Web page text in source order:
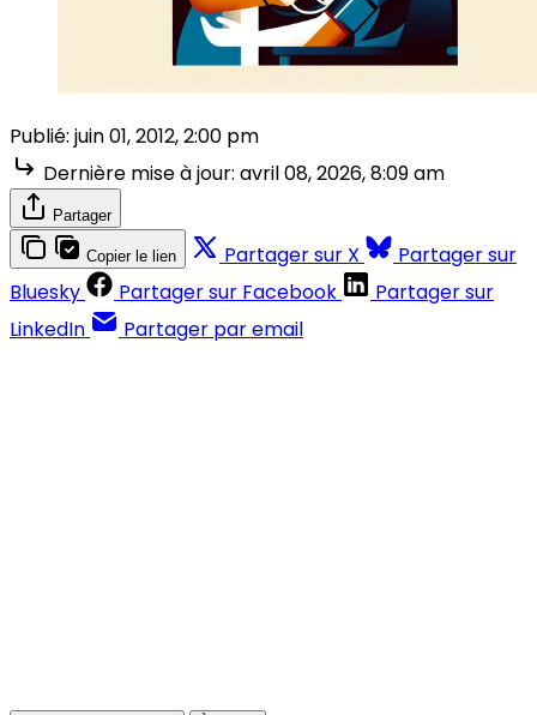
Publié: juin 01, 2012, 2:00 pm
Dernière mise à jour: avril 08, 2026, 8:09 am
Partager
Copier le lien Partager sur X
Partager sur
Bluesky
Partager sur Facebook
Partager sur
LinkedIn
Partager par email